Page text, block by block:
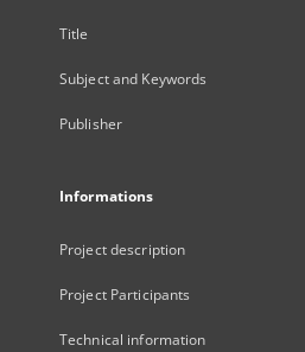
Title
Subject and Keywords
Publisher
Informations
Project description
Project Participants
Technical information